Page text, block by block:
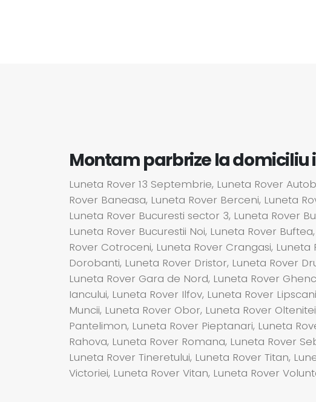
Montam parbrize la domiciliu
Luneta Rover 13 Septembrie, Luneta Rover
Rover Baneasa, Luneta Rover Berceni, Luneta
Luneta Rover Bucuresti sector 3, Luneta Rover
Luneta Rover Bucurestii Noi, Luneta Rover
Rover Cotroceni, Luneta Rover Crangasi,
Dorobanti, Luneta Rover Dristor, Luneta Rover
Luneta Rover Gara de Nord, Luneta Rover
Iancului, Luneta Rover Ilfov, Luneta Rover
Muncii, Luneta Rover Obor, Luneta Rover
Pantelimon, Luneta Rover Pieptanari, Luneta
Rahova, Luneta Rover Romana, Luneta Rover
Luneta Rover Tineretului, Luneta Rover Titan,
Victoriei, Luneta Rover Vitan, Luneta Rover